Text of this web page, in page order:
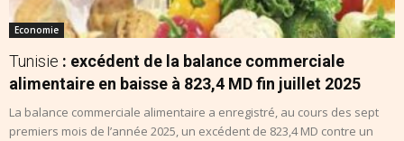
Economie
Tunisie : excédent de la balance commerciale
alimentaire en baisse à 823,4 MD fin juillet 2025
La balance commerciale alimentaire a enregistré, au cours des sept
premiers mois de l’année 2025, un excédent de 823,4 MD contre un